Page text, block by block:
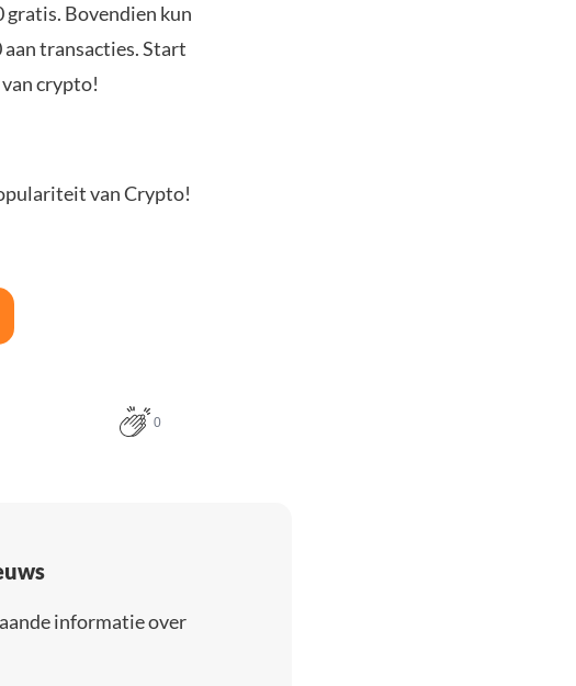
gratis. Bovendien kun
aan transacties. Start
crypto!
van Crypto!
0
informatie over